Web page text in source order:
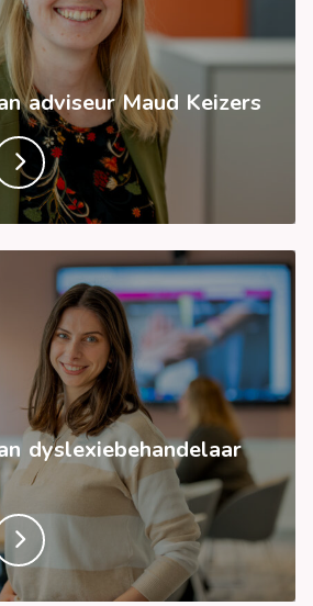
adviseur Maud Keizers
dyslexiebehandelaar